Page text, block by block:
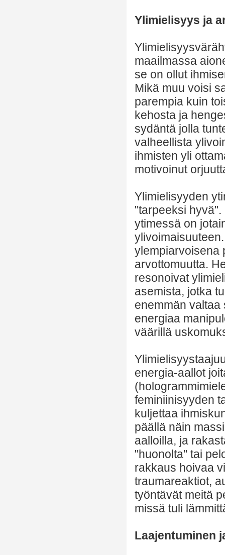
Ylimielisyys ja
maailmassa
se on ollut
Mikä muu voisi
parempia kuin
kehosta ja
sydäntä jolla
valheellista
ihmisten yli
motivoinut
Ylimielisyyden
"tarpeeksi
ytimessä on
ylempiarvoisena
arvottomuutta.
resonoivat
asemista, jotka
enemmän valtaa
energiaa
väärillä
energia-aallot
feminiinisyyden
kuljettaa
päällä näin
aalloilla, ja
"huonolta" tai
rakkaus hoivaa
traumareaktiot,
työntävät meitä
missä tuli
Laajentuminen